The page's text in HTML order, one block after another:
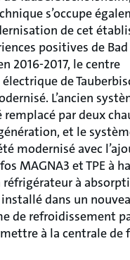
s’occupe
de cet
positives de Bad
2016-2017, le centre
de
L’ancien
remplacé par deux
et le
modernisé avec
MAGNA3 et TPE à
à
dans un
de refroidissement
à la centrale de